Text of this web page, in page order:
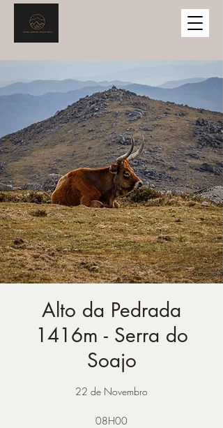
Alto da Pedrada
1416m - Serra do
Soajo
22 de Novembro
08H00